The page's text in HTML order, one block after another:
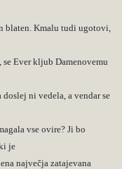
Kmalu tudi ugotovi,
Ever kljub Damenovemu
ni vedela, a vendar se
vse ovire? Ji bo
je
največja zatajevana